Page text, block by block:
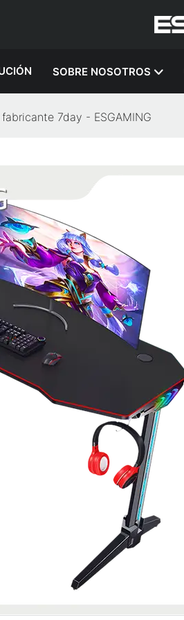
SOBRE NOSOTROS
7day - ESGAMING